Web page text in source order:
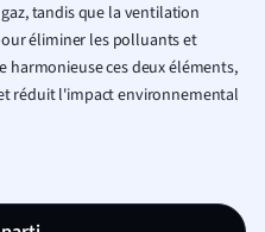
tandis que la ventilation
éliminer les polluants et
ces deux éléments,
réduit l'impact environnemental